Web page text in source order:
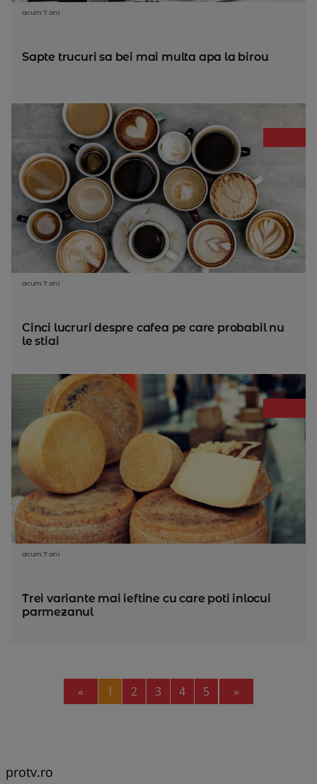
acum 7 ani
Sapte trucuri sa bei mai multa apa la birou
acum 7 ani
Cinci lucruri despre cafea pe care probabil nu
le stiai
acum 7 ani
Trei variante mai ieftine cu care poti inlocui
parmezanul
« Previous
1 2 3 4 5 »
protv.ro